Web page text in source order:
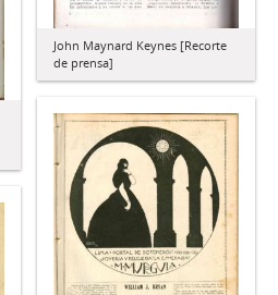
John Maynard Keynes [Recorte
de prensa]